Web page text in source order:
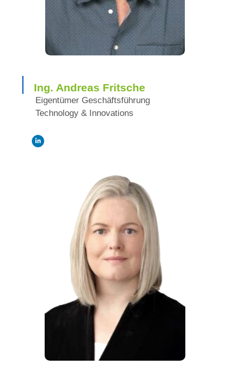
Ing. Andreas Fritsche
Eigentümer Geschäftsführung
Technology & Innovations